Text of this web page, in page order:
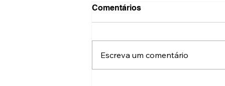
Comentários
Escreva um comentário